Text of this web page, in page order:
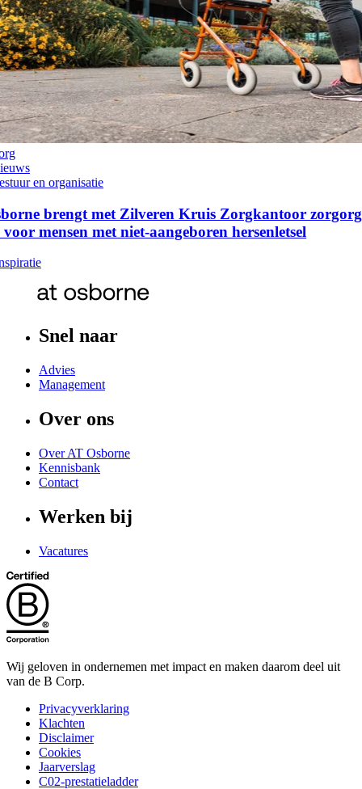
en organisatie
brengt met Zilveren Kruis Zorgkantoor
voor mensen met niet-aangeboren hersenletsel
Snel naar
Advies
Management
Over ons
Over AT Osborne
Kennisbank
Contact
Werken bij
Vacatures
Wij geloven in ondernemen met impact en maken daarom deel uit
van de B Corp.
Privacyverklaring
Klachten
Disclaimer
Cookies
Jaarverslag
C02-prestatieladder